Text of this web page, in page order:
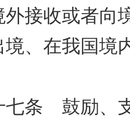
接收或者向
、在我国境
鼓励、支